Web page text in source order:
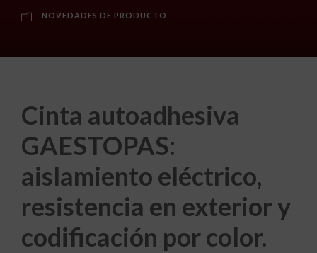
NOVEDADES DE PRODUCTO
Cinta autoadhesiva
GAESTOPAS:
aislamiento eléctrico,
resistencia en exterior y
codificación por color.